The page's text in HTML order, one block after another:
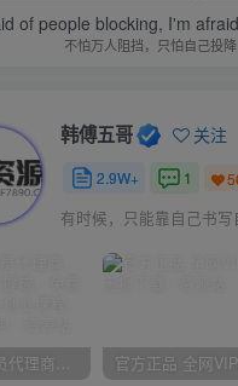
of people blocking, I'm
不怕万人阻挡，只怕自己投降
韩傅五哥 关注
2.9W+ 1
有时候，只能靠自己书
加入VIP会员代理商，享90%的推广提成，免费学习多种网上创业课程，菜鸟秒变大神！